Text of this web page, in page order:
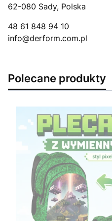
62-080 Sady, Polska
48 61 848 94 10
info@derform.com.pl
Polecane produkty